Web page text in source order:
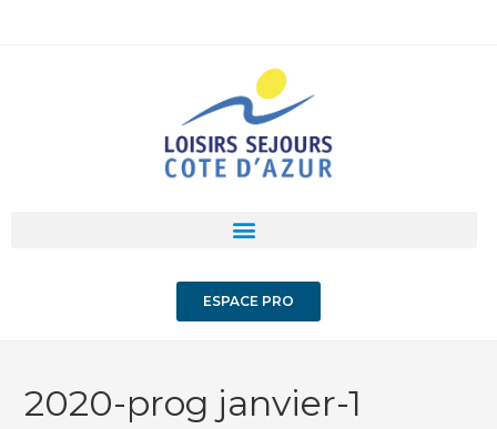
ESPACE PRO
2020-prog janvier-1